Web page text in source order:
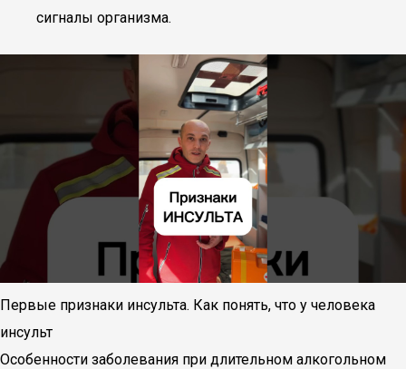
сигналы организма.
Первые признаки инсульта. Как понять, что у человека
инсульт
Особенности заболевания при длительном алкогольном